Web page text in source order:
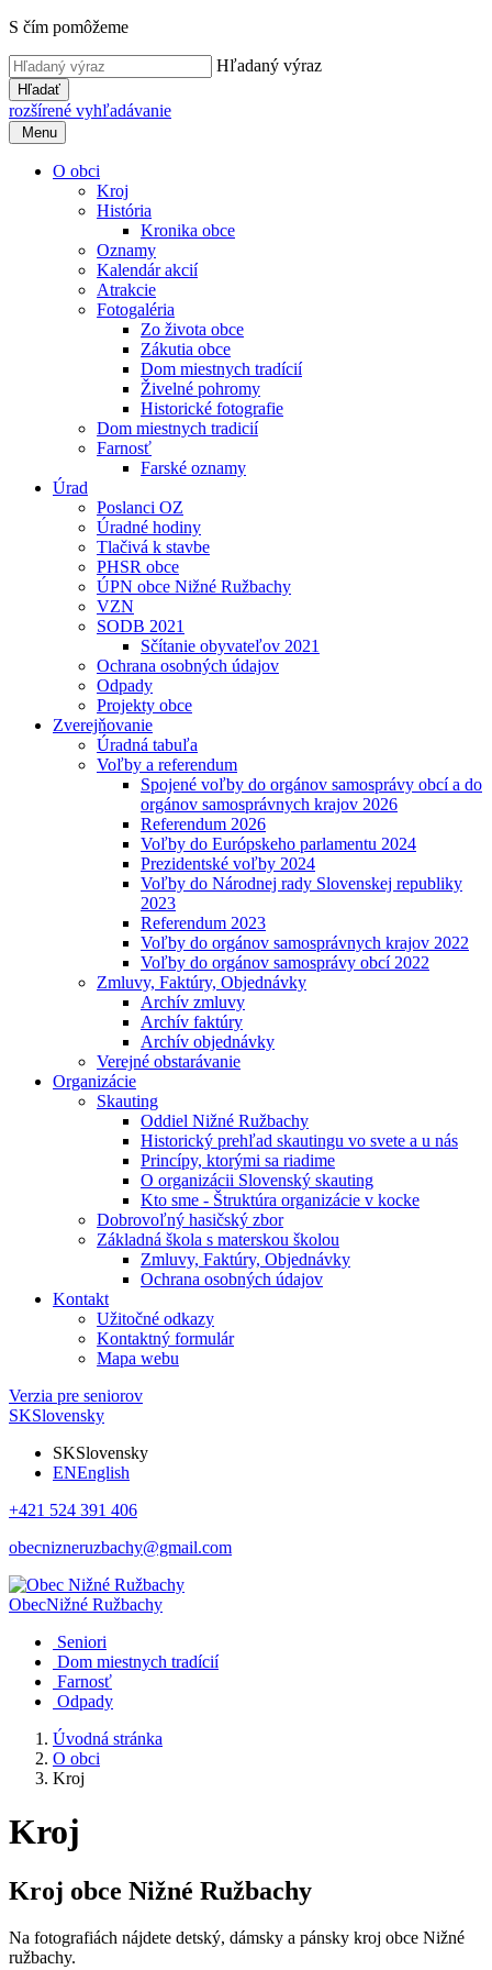
S čím pomôžeme
Hľadaný výraz
Hľadať
rozšírené vyhľadávanie
Menu
O obci
Kroj
História
Kronika obce
Oznamy
Kalendár akcií
Atrakcie
Fotogaléria
Zo života obce
Zákutia obce
Dom miestnych tradícií
Živelné pohromy
Historické fotografie
Dom miestnych tradicií
Farnosť
Farské oznamy
Úrad
Poslanci OZ
Úradné hodiny
Tlačivá k stavbe
PHSR obce
ÚPN obce Nižné Ružbachy
VZN
SODB 2021
Sčítanie obyvateľov 2021
Ochrana osobných údajov
Odpady
Projekty obce
Zverejňovanie
Úradná tabuľa
Voľby a referendum
Spojené voľby do orgánov samosprávy obcí a do
orgánov samosprávnych krajov 2026
Referendum 2026
Voľby do Európskeho parlamentu 2024
Prezidentské voľby 2024
Voľby do Národnej rady Slovenskej republiky
2023
Referendum 2023
Voľby do orgánov samosprávnych krajov 2022
Voľby do orgánov samosprávy obcí 2022
Zmluvy, Faktúry, Objednávky
Archív zmluvy
Archív faktúry
Archív objednávky
Verejné obstarávanie
Organizácie
Skauting
Oddiel Nižné Ružbachy
Historický prehľad skautingu vo svete a u nás
Princípy, ktorými sa riadime
O organizácii Slovenský skauting
Kto sme - Štruktúra organizácie v kocke
Dobrovoľný hasičský zbor
Základná škola s materskou školou
Zmluvy, Faktúry, Objednávky
Ochrana osobných údajov
Kontakt
Užitočné odkazy
Kontaktný formulár
Mapa webu
Verzia pre seniorov
SKSlovensky
SKSlovensky
ENEnglish
+421 524 391 406
obecnizneruzbachy@gmail.com
ObecNižné Ružbachy
Seniori
Dom miestnych tradícií
Farnosť
Odpady
Úvodná stránka
O obci
Kroj
Kroj
Kroj obce Nižné Ružbachy
Na fotografiách nájdete detský, dámsky a pánsky kroj obce Nižné
ružbachy.